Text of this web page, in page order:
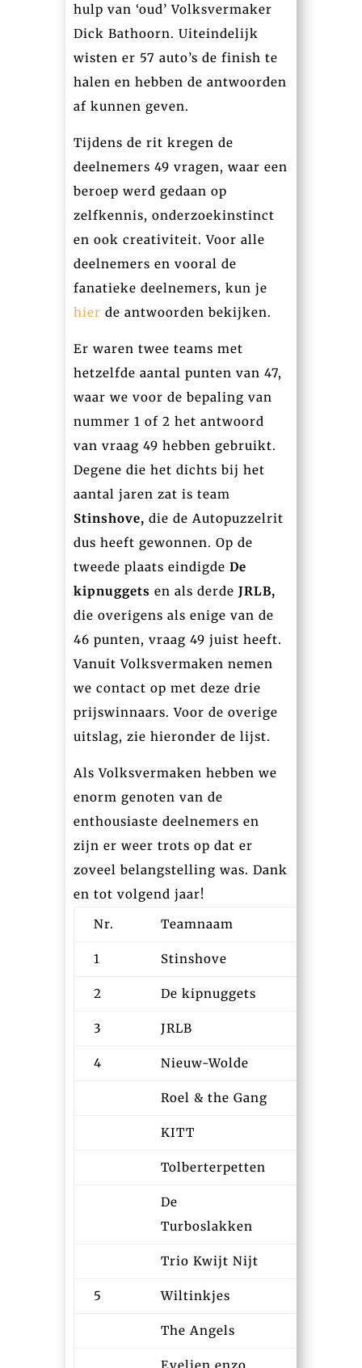
hulp van ‘oud’ Volksvermaker
Dick Bathoorn. Uiteindelijk
wisten er 57 auto’s de finish te
halen en hebben de antwoorden
af kunnen geven.
Tijdens de rit kregen de
deelnemers 49 vragen, waar een
beroep werd gedaan op
zelfkennis, onderzoekinstinct
en ook creativiteit. Voor alle
deelnemers en vooral de
fanatieke deelnemers, kun je
hier de antwoorden bekijken.
Er waren twee teams met
hetzelfde aantal punten van 47,
waar we voor de bepaling van
nummer 1 of 2 het antwoord
van vraag 49 hebben gebruikt.
Degene die het dichts bij het
aantal jaren zat is team
Stinshove, die de Autopuzzelrit
dus heeft gewonnen. Op de
tweede plaats eindigde De
kipnuggets en als derde JRLB,
die overigens als enige van de
46 punten, vraag 49 juist heeft.
Vanuit Volksvermaken nemen
we contact op met deze drie
prijswinnaars. Voor de overige
uitslag, zie hieronder de lijst.
Als Volksvermaken hebben we
enorm genoten van de
enthousiaste deelnemers en
zijn er weer trots op dat er
zoveel belangstelling was. Dank
en tot volgend jaar!
Nr.
Teamnaam
1 Stinshove
2 De kipnuggets
3 JRLB
4 Nieuw-Wolde
Roel & the Gang
KITT
Tolberterpetten
De
Turboslakken
Trio Kwijt Nijt
5 Wiltinkjes
The Angels
Evelien enzo